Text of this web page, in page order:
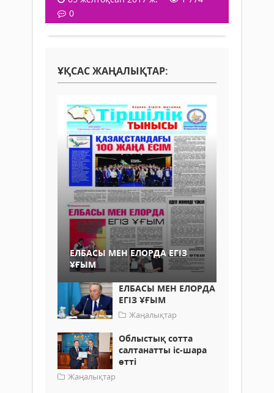
0
ҰҚСАС ЖАҢАЛЫҚТАР:
ЕЛБАСЫ МЕН ЕЛОРДА ЕГІЗ
ҰҒЫМ
ЕЛБАСЫ МЕН ЕЛОРДА
ЕГІЗ ҰҒЫМ
Жаңалықтар
Облыстық сотта
салтанатты іс-шара
өтті
Жаңалықтар